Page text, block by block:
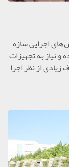
اجرایی سازه
نیاز به تجهیزات
از نظر اجرا